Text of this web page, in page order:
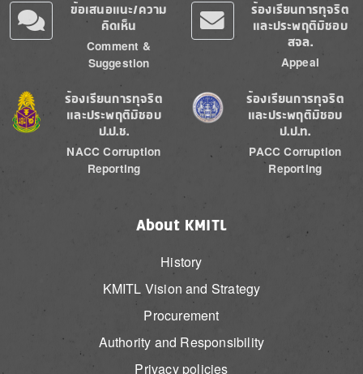
ข้อเสนอแนะ/ความ
คิดเห็น
Comment &
Suggestion
ร้องเรียนการทุจริต
และประพฤติมิชอบ
สจล.
Appeal
Image
ร้องเรียนการทุจริต
และประพฤติมิชอบ
ป.ป.ช.
NACC Corruption
Reporting
Image
ร้องเรียนการทุจริต
และประพฤติมิชอบ
ป.ป.ท.
PACC Corruption
Reporting
About KMITL
History
KMITL Vision and Strategy
Procurement
Authority and Responsibility
Privacy policies